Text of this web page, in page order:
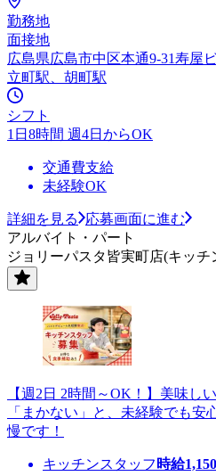
勤務地
面接地
広島県広島市中区本通9-31寿屋
立町駅、胡町駅
シフト
1日8時間 週4日からOK
交通費支給
未経験OK
詳細を見る
応募画面に進む
アルバイト・パート
ジョリーパスタ皆実町店(キッチ
【週2日 2時間～OK！】美味し
「まかない」と、未経験でも安
慢です！
キッチンスタッフ 時給1,150